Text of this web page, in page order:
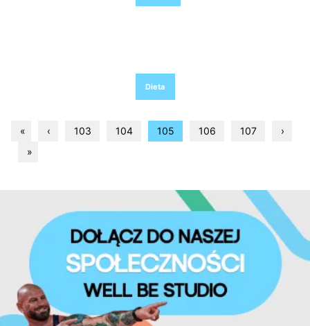
Dieta
« ‹ 103 104 105 106 107
›
»